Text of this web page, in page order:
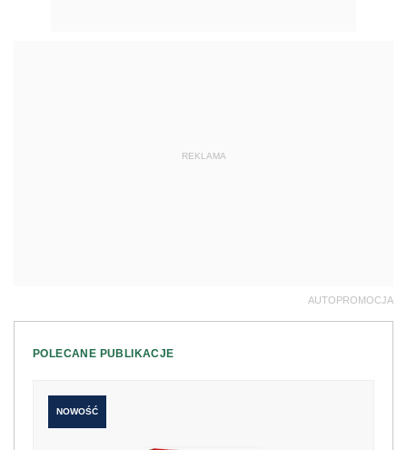
REKLAMA
AUTOPROMOCJA
POLECANE PUBLIKACJE
NOWOŚĆ